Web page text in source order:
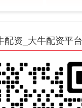
配资_大牛配资平台